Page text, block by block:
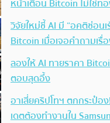
หน้าเตือน Bitcoin ไม่ใช่ท
วิจัยใหม่ชี้ AI มี “อคติซ่อน
Bitcoin เมื่อเจอคำถามเรื่
ลองให้ AI ทายราคา
ตอบสุดอึ้ง
อาเสี่ยคริปโทฯ ตกกระป๋อ
เดตต้องทำงานใน